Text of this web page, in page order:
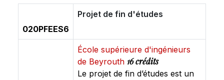
020PFEES6
Projet de fin d'études
École supérieure d'ingénieurs
de Beyrouth 16 crédits
Le projet de fin d’études est un